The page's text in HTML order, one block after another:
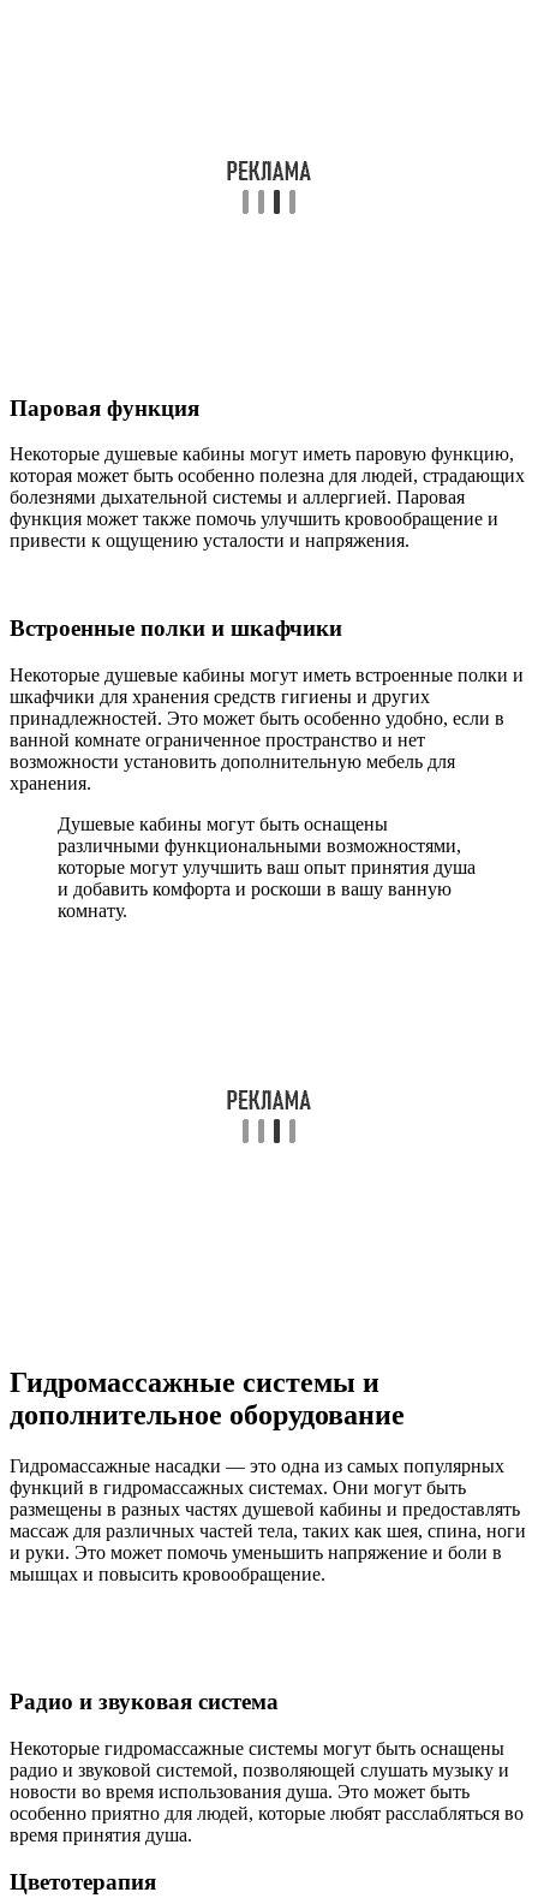
Паровая функция
Некоторые душевые кабины могут иметь паровую функцию,
которая может быть особенно полезна для людей, страдающих
болезнями дыхательной системы и аллергией. Паровая
функция может также помочь улучшить кровообращение и
привести к ощущению усталости и напряжения.
Встроенные полки и шкафчики
Некоторые душевые кабины могут иметь встроенные полки и
шкафчики для хранения средств гигиены и других
принадлежностей. Это может быть особенно удобно, если в
ванной комнате ограниченное пространство и нет
возможности установить дополнительную мебель для
хранения.
Душевые кабины могут быть оснащены
различными функциональными возможностями,
которые могут улучшить ваш опыт принятия душа
и добавить комфорта и роскоши в вашу ванную
комнату.
Гидромассажные системы и
дополнительное оборудование
Гидромассажные насадки — это одна из самых популярных
функций в гидромассажных системах. Они могут быть
размещены в разных частях душевой кабины и предоставлять
массаж для различных частей тела, таких как шея, спина, ноги
и руки. Это может помочь уменьшить напряжение и боли в
мышцах и повысить кровообращение.
Радио и звуковая система
Некоторые гидромассажные системы могут быть оснащены
радио и звуковой системой, позволяющей слушать музыку и
новости во время использования душа. Это может быть
особенно приятно для людей, которые любят расслабляться во
время принятия душа.
Цветотерапия